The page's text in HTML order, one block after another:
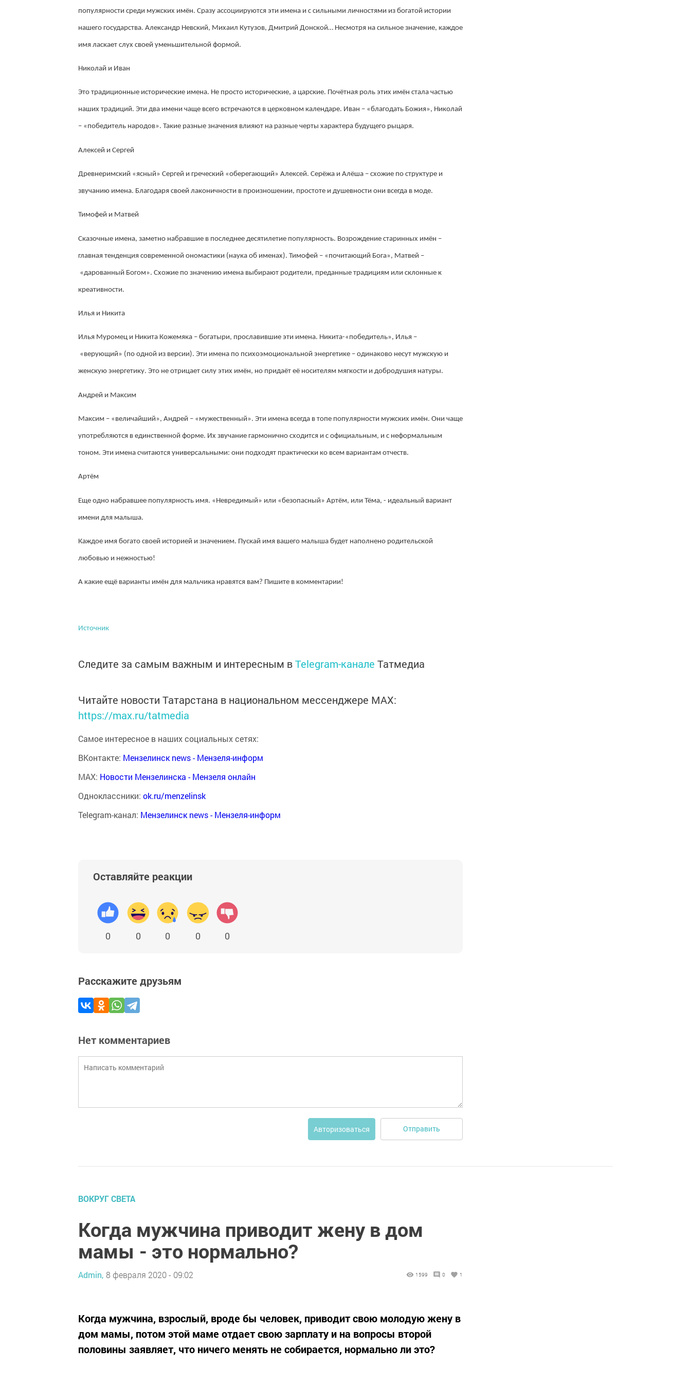
популярности среди мужских имён. Сразу ассоциируются эти имена и с сильными личностями из богатой истории
нашего государства. Александр Невский, Михаил Кутузов, Дмитрий Донской… Несмотря на сильное значение, каждое
имя ласкает слух своей уменьшительной формой.
Николай и Иван
Это традиционные исторические имена. Не просто исторические, а царские. Почётная роль этих имён стала частью
наших традиций. Эти два имени чаще всего встречаются в церковном календаре. Иван – «благодать Божия», Николай
– «победитель народов». Такие разные значения влияют на разные черты характера будущего рыцаря.
Алексей и Сергей
Древнеримский «ясный» Сергей и греческий «оберегающий» Алексей. Серёжа и Алёша – схожие по структуре и
звучанию имена. Благодаря своей лаконичности в произношении, простоте и душевности они всегда в моде.
Тимофей и Матвей
Сказочные имена, заметно набравшие в последнее десятилетие популярность. Возрождение старинных имён –
главная тенденция современной ономастики (наука об именах). Тимофей – «почитающий Бога», Матвей –
«дарованный Богом». Схожие по значению имена выбирают родители, преданные традициям или склонные к
креативности.
Илья и Никита
Илья Муромец и Никита Кожемяка – богатыри, прославившие эти имена. Никита-«победитель», Илья –
«верующий» (по одной из версии). Эти имена по психоэмоциональной энергетике – одинаково несут мужскую и
женскую энергетику. Это не отрицает силу этих имён, но придаёт её носителям мягкости и добродушия натуры.
Андрей и Максим
Максим – «величайший», Андрей – «мужественный». Эти имена всегда в топе популярности мужских имён. Они чаще
употребляются в единственной форме. Их звучание гармонично сходится и с официальным, и с неформальным
тоном. Эти имена считаются универсальными: они подходят практически ко всем вариантам отчеств.
Артём
Еще одно набравшее популярность имя. «Невредимый» или «безопасный» Артём, или Тёма, - идеальный вариант
имени для малыша.
Каждое имя богато своей историей и значением. Пускай имя вашего малыша будет наполнено родительской
любовью и нежностью!
А какие ещё варианты имён для мальчика нравятся вам? Пишите в комментарии!
Источник
Следите за самым важным и интересным вTelegram-канале Татмедиа
Читайте новости Татарстана в национальном мессенджере MАХ:
https://max.ru/tatmedia
Самое интересное в наших социальных сетях:
ВКонтакте: Мензелинск news - Мензеля-информ
MAX: Новости Мензелинска - Мензеля онлайн
Одноклассники: ok.ru/menzelinsk
Telegram-канал: Мензелинск news - Мензеля-информ
Оставляйте реакции
0 0 0 0 0
Расскажите друзьям
Нет комментариев
Авторизоваться Отправить
ВОКРУГ СВЕТА
Когда мужчина приводит жену в дом
мамы - это нормально?
Admin, 8 февраля 2020 - 09:02 1599 0 1
Когда мужчина, взрослый, вроде бы человек, приводит свою молодую жену в
дом мамы, потом этой маме отдает свою зарплату и на вопросы второй
половины заявляет, что ничего менять не собирается, нормально ли это?